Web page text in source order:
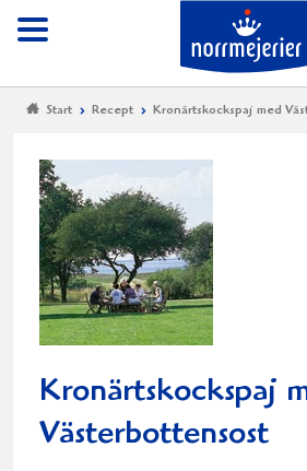
Meny
Start Recept Kronärtskockspaj med
Kronärtskockspaj
Västerbottensost